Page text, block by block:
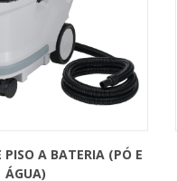
PISO A BATERIA (PÓ E
ÁGUA)